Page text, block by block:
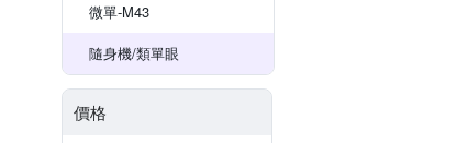
微單-M43
隨身機/類單眼
價格